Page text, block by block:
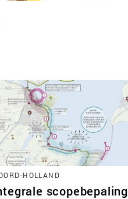
HOLLAND
scopebepaling